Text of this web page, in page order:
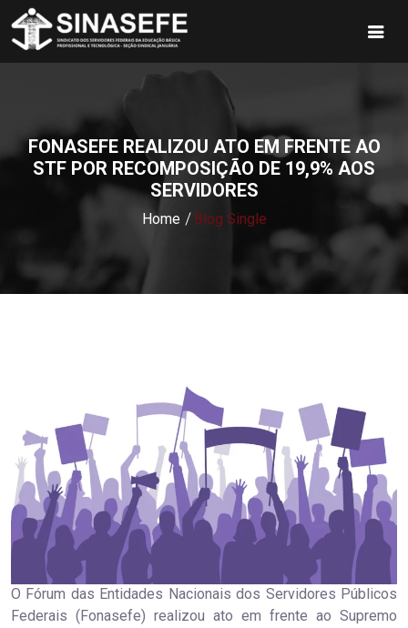
FONASEFE REALIZOU ATO EM FRENTE AO
STF POR RECOMPOSIÇÃO DE 19,9% AOS
SERVIDORES
Home Blog Single
O Fórum das Entidades Nacionais dos Servidores Públicos
Federais (Fonasefe) realizou ato em frente ao Supremo